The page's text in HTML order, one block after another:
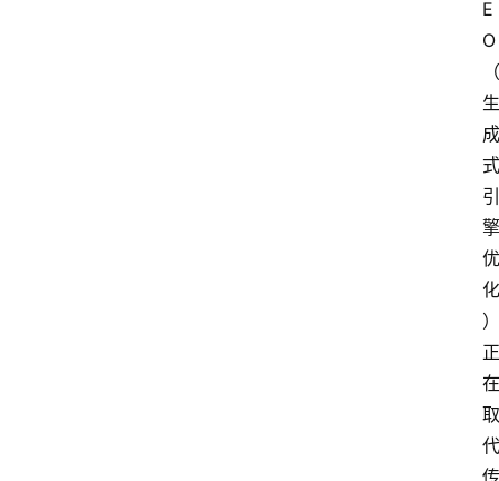
E
O
（
生
成
式
引
擎
优
化
）
正
在
取
代
传